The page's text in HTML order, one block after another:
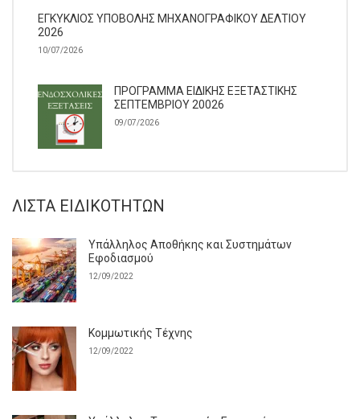
ΕΓΚΥΚΛΙΟΣ ΥΠΟΒΟΛΗΣ ΜΗΧΑΝΟΓΡΑΦΙΚΟΥ ΔΕΛΤΙΟΥ
2026
10/07/2026
ΠΡΟΓΡΑΜΜΑ ΕΙΔΙΚΗΣ ΕΞΕΤΑΣΤΙΚΗΣ
ΣΕΠΤΕΜΒΡΙΟΥ 20026
09/07/2026
ΛΊΣΤΑ ΕΙΔΙΚΟΤΉΤΩΝ
Υπάλληλος Αποθήκης και Συστημάτων
Εφοδιασμού
12/09/2022
Κομμωτικής Τέχνης
12/09/2022